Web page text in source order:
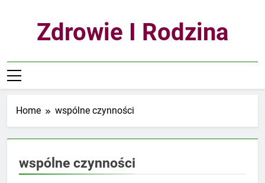
Zdrowie I Rodzina
Home wspólne czynności
wspólne czynności